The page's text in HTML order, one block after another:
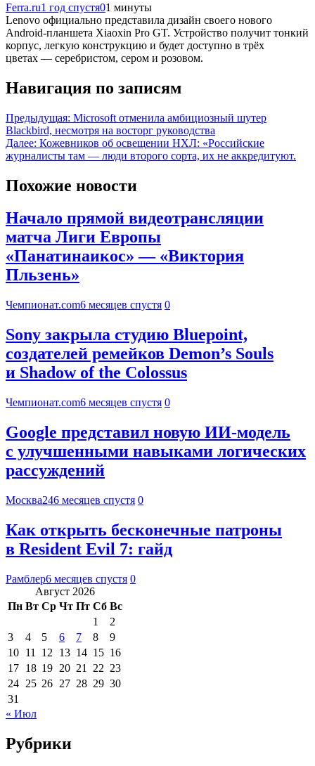
Ferra.ru1 год спустя01 минуты
Lenovo официально представила дизайн своего нового
Android-планшета Xiaoxin Pro GT. Устройство получит тонкий
корпус, легкую конструкцию и будет доступно в трёх
цветах — серебристом, сером и розовом.
Навигация по записям
Предыдущая: Microsoft отменила амбициозный шутер
Blackbird, несмотря на восторг руководства
Далее: Кожевников об освещении НХЛ: «Российские
журналисты там — люди второго сорта, их не аккредитуют.
Похожие новости
Начало прямой видеотрансляции
матча Лиги Европы
«Панатинаикос» — «Виктория
Пльзень»
Чемпионат.com6 месяцев спустя 0
Sony закрыла студию Bluepoint,
создателей ремейков Demon’s Souls
и Shadow of the Colossus
Чемпионат.com6 месяцев спустя 0
Google представил новую ИИ-модель
с улучшенными навыками логических
рассуждений
Москва246 месяцев спустя 0
Как открыть бесконечные патроны
в Resident Evil 7: гайд
Рамблер6 месяцев спустя 0
Август 2026
Пн Вт Ср Чт Пт Сб Вс
1
2
3
4 5 6 7 8
9
10 11 12 13 14 15 16
17 18 19 20 21 22 23
24 25 26 27 28 29 30
31
« Июл
Рубрики